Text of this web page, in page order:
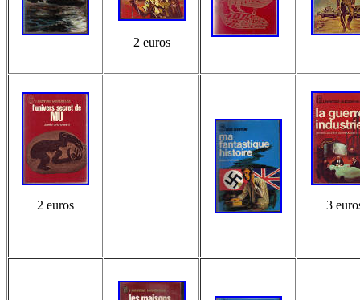
2 euros
2 euros 3